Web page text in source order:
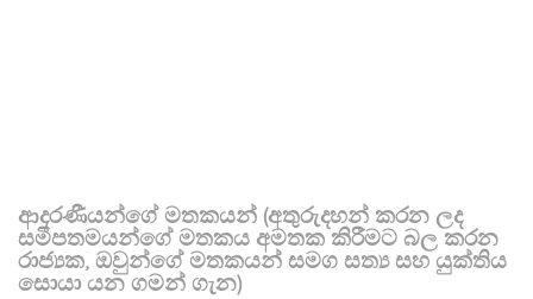
ආදරණීයන්ගේ මතකයන් (අතුරුදහන් කරන ලද
සමීපතමයන්ගේ මතකය අමතක කිරීමට බල කරන
රාජ්‍යක, ඔවුන්ගේ මතකයන් සමග සත්‍ය සහ යුක්තිය
සොයා යන ගමන් ගැන)